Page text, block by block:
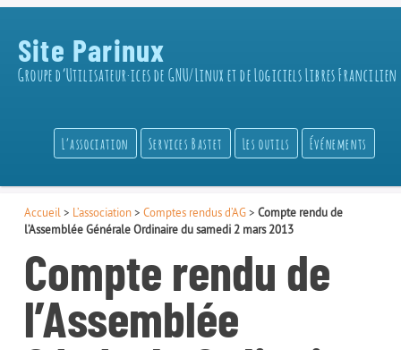
Site Parinux
Groupe d’Utilisateur·ices de GNU/Linux et de Logiciels Libres Francilien
L’association Services Bastet Les outils Événements
Accueil > L’association> Comptes rendus d’AG> Compte rendu de
l’Assemblée Générale Ordinaire du samedi 2 mars 2013
Compte rendu de
l’Assemblée